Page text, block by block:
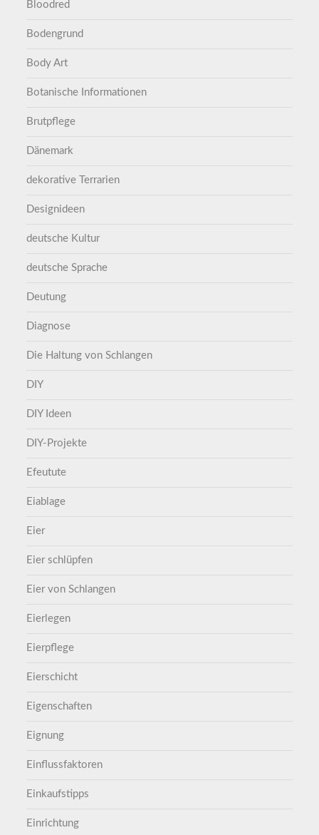
Bloodred
Bodengrund
Body Art
Botanische Informationen
Brutpflege
Dänemark
dekorative Terrarien
Designideen
deutsche Kultur
deutsche Sprache
Deutung
Diagnose
Die Haltung von Schlangen
DIY
DIY Ideen
DIY-Projekte
Efeutute
Eiablage
Eier
Eier schlüpfen
Eier von Schlangen
Eierlegen
Eierpflege
Eierschicht
Eigenschaften
Eignung
Einflussfaktoren
Einkaufstipps
Einrichtung